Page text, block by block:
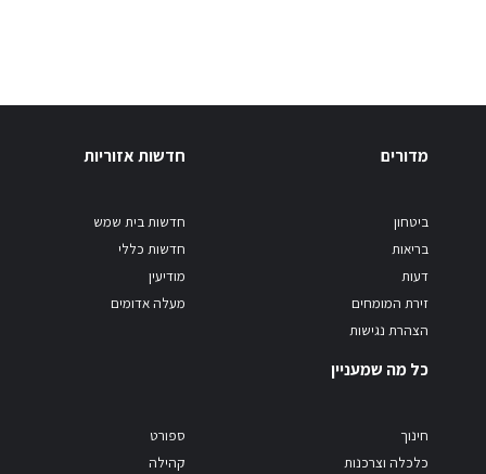
מדורים
ביטחון
בריאות
דעות
זירת המומחים
הצהרת נגישות
חדשות אזוריות
חדשות בית שמש
חדשות כללי
מודיעין
מעלה אדומים
כל מה שמעניין
חינוך
כלכלה וצרכנות
ספורט
קהילה